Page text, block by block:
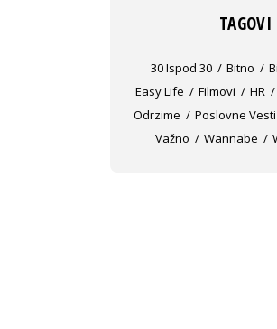
TAGOVI
30 Ispod 30 Bitno
Easy Life
Filmovi HR
Odrzime
Poslovne Vesti
Važno
Wannabe